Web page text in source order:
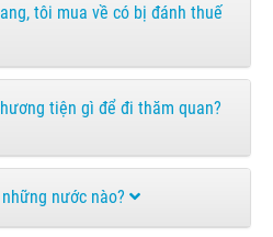
tôi mua về có bị đánh thuế
tiện gì để đi thăm quan?
nước nào?